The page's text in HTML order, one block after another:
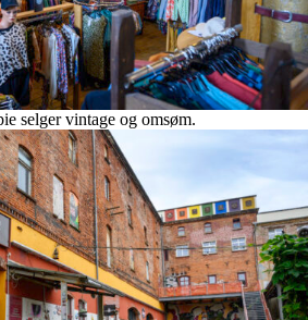
selger vintage og omsøm.